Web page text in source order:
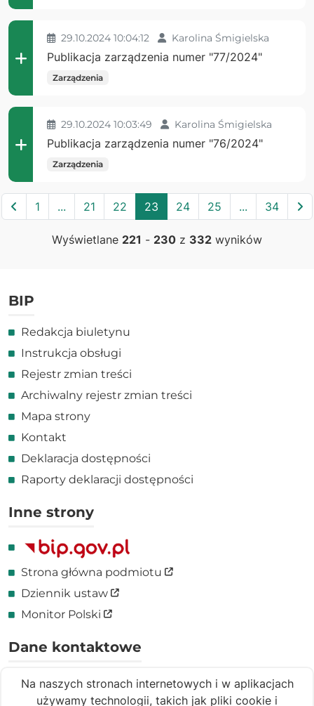
Na naszych stronach internetowych i w aplikacjach
używamy technologii, takich jak pliki cookie i
29.10.2024 10:04:12 Karolina Śmigielska
Publikacja zarządzenia numer "77/2024"
Zarządzenia
29.10.2024 10:03:49 Karolina Śmigielska
Publikacja zarządzenia numer "76/2024"
Zarządzenia
Poprzednia
1 ... 21 22 23 24 25 ... 34
Wyświetlane 221 - 230 z 332 wyników
BIP
Redakcja biuletynu
Instrukcja obsługi
Rejestr zmian treści
Archiwalny rejestr zmian treści
Mapa strony
Kontakt
Deklaracja dostępności
Raporty deklaracji dostępności
Inne strony
Strona główna podmiotu
Link zewnętrzny
Dziennik ustaw
Link zewnętrzny
Monitor Polski
Link zewnętrzny
Dane kontaktowe
ul. Garbary 15, 61-866 Poznań
(+48 61) 885 05 00